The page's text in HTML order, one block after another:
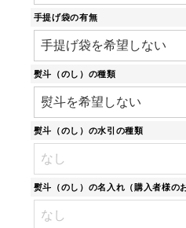
手提げ袋の有無
熨斗（のし）の種類
熨斗（のし）の水引の種類
熨斗（のし）の名入れ（購入者様の